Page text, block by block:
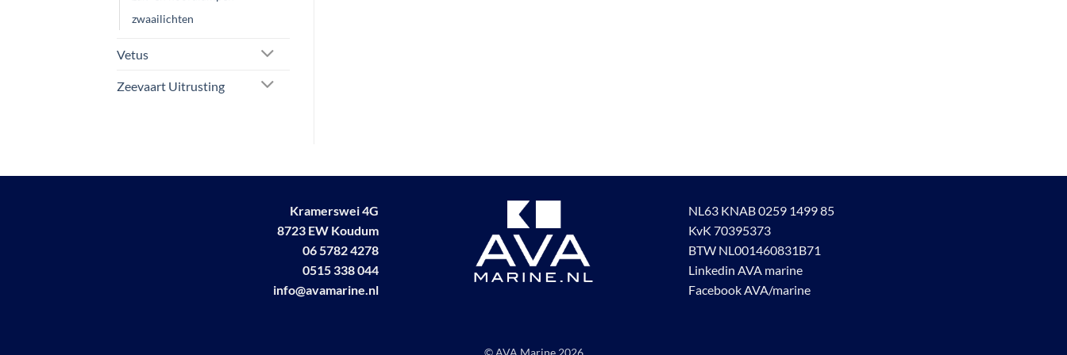
zwaailichten
Vetus
Zeevaart Uitrusting
Kramerswei 4G
8723 EW Koudum
06 5782 4278
0515 338 044
info@avamarine.nl
NL63 KNAB 0259 1499 85
KvK 70395373
BTW NL001460831B71
Linkedin AVA marine
Facebook AVA/marine
© AVA Marine 2026